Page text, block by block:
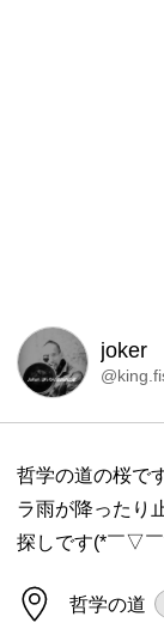
joker
哲学の道の桜で
ラ雨が降ったり
探しです(*￣▽
哲学の道